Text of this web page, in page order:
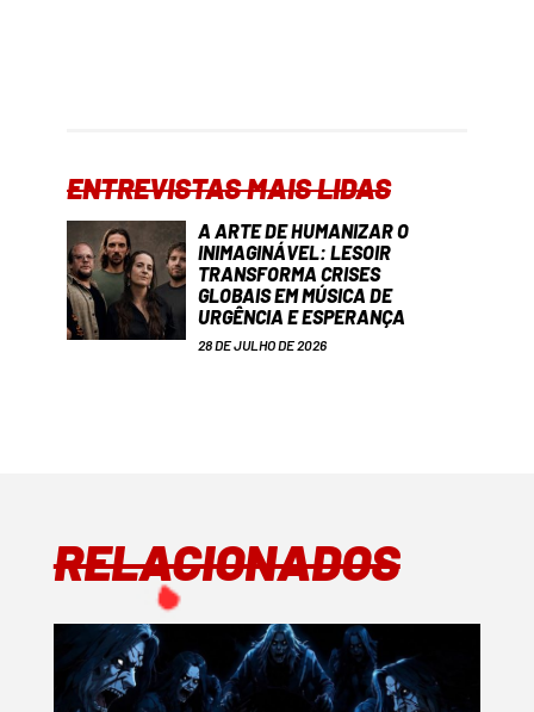
ENTREVISTAS MAIS LIDAS
A ARTE DE HUMANIZAR O
INIMAGINÁVEL: LESOIR
TRANSFORMA CRISES
GLOBAIS EM MÚSICA DE
URGÊNCIA E ESPERANÇA
28 DE JULHO DE 2026
RELACIONADOS